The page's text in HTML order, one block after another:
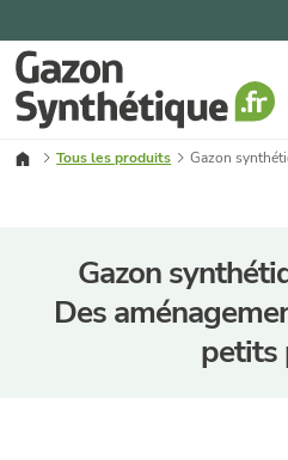
Tous les produits Gazon
Gazon
Des
petits